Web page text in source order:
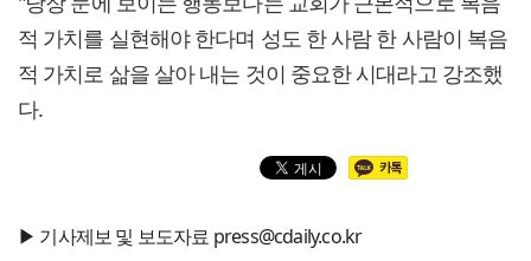
적 가치를 실현해야 한다며 성도 한 사람 한 사람이 복음
적 가치로 삶을 살아 내는 것이 중요한 시대라고 강조했
다.
▶ 기사제보 및 보도자료 press@cdaily.co.kr